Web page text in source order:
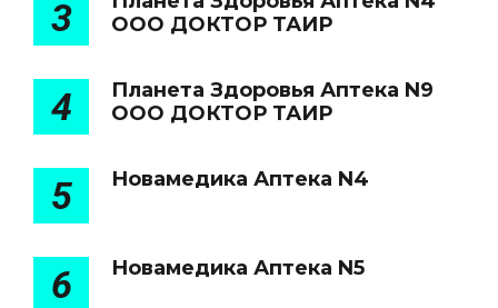
3
ООО ДОКТОР ТАИР
4
Планета Здоровья Аптека N9
ООО ДОКТОР ТАИР
5 Новамедика Аптека N4
6 Новамедика Аптека N5